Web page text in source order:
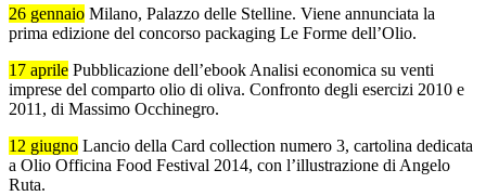
26 gennaio Milano, Palazzo delle Stelline. Viene annunciata la
prima edizione del concorso packaging Le Forme dell’Olio.
17 aprile Pubblicazione dell’ebook Analisi economica su venti
imprese del comparto olio di oliva. Confronto degli esercizi 2010 e
2011, di Massimo Occhinegro.
12 giugno Lancio della Card collection numero 3, cartolina dedicata
a Olio Officina Food Festival 2014, con l’illustrazione di Angelo
Ruta.